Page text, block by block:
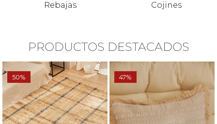
Rebajas Cojines
PRODUCTOS DESTACADOS
50% 47%